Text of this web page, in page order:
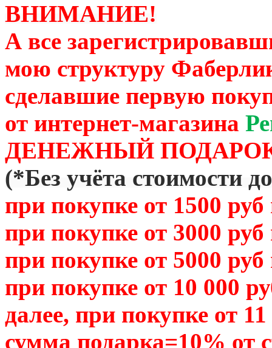
ВНИМАНИЕ!
А все
мою структуру
сделавшие первую
от интернет-магазина
ДЕНЕЖНЫЙ
(*Без учёта стоимости
при покупке от 1500
при покупке от 3000
при покупке от 5000
при покупке от 10 000
далее, при покупке от
сумма подарка=10% от